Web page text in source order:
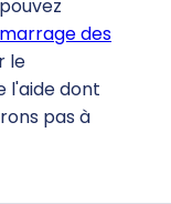
des
le
l'aide dont
pas à